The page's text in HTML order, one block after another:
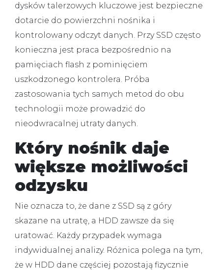
dysków talerzowych kluczowe jest bezpieczne
dotarcie do powierzchni nośnika i
kontrolowany odczyt danych. Przy SSD często
konieczna jest praca bezpośrednio na
pamięciach flash z pominięciem
uszkodzonego kontrolera. Próba
zastosowania tych samych metod do obu
technologii może prowadzić do
nieodwracalnej utraty danych.
Który nośnik daje
większe możliwości
odzysku
Nie oznacza to, że dane z SSD są z góry
skazane na utratę, a HDD zawsze da się
uratować. Każdy przypadek wymaga
indywidualnej analizy. Różnica polega na tym,
że w HDD dane częściej pozostają fizycznie